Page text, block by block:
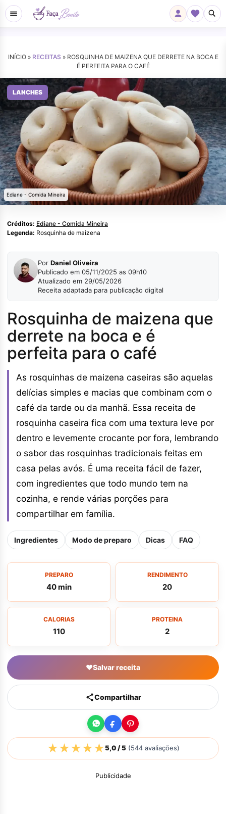
INÍCIO » RECEITAS » ROSQUINHA DE MAIZENA QUE DERRETE NA BOCA E
É PERFEITA PARA O CAFÉ
LANCHES
Ediane - Comida Mineira
Créditos: Ediane - Comida Mineira
Legenda: Rosquinha de maizena
Por Daniel Oliveira
Publicado em 05/11/2025 as 09h10
Atualizado em 29/05/2026
Receita adaptada para publicação digital
Rosquinha de maizena que
derrete na boca e é
perfeita para o café
As rosquinhas de maizena caseiras são aquelas
delícias simples e macias que combinam com o
café da tarde ou da manhã. Essa receita de
rosquinha caseira fica com uma textura leve por
dentro e levemente crocante por fora, lembrando
o sabor das rosquinhas tradicionais feitas em
casa pelas avós. É uma receita fácil de fazer,
com ingredientes que todo mundo tem na
cozinha, e rende várias porções para
compartilhar em família.
Ingredientes Modo de preparo Dicas FAQ
PREPARO
40 min
RENDIMENTO
20
CALORIAS
110
PROTEINA
2
♥Salvar receita
Compartilhar
★★★★★5,0/ 5(544avaliações)
Publicidade